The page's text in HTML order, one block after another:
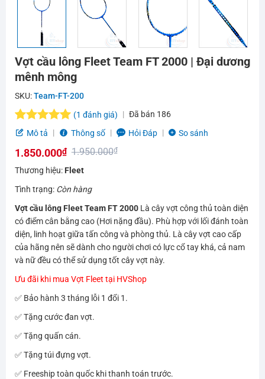
Vợt cầu lông Fleet Team FT 2000 | Đại dương
mênh mông
SKU:Team-FT-200
5.0trên 5
1
đánh giá
(1 đánh giá) Đã bán 186
Mô tả
Thông số Hỏi Đáp So sánh
1.950.000₫
Giá
1.950.000₫.
1.850.000₫
Giá
là:
1.850.000₫.
Thương hiệu: Fleet
Tình trạng: Còn hàng
Vợt cầu lông Fleet Team FT 2000Là cây vợt công thủ toàn diện
có điểm cân bằng cao (Hơi nặng đầu). Phù hợp với lối đánh toàn
diện, linh hoạt giữa tấn công và phòng thủ. Là cây vợt cao cấp
của hãng nên sẽ dành cho người chơi có lực cổ tay khá, cả nam
và nữ đều có thể sử dụng tốt cây vợt này.
Ưu đãi khi mua Vợt Fleet tại HVShop
✅ Bảo hành 3 tháng lỗi 1 đổi 1.
✅ Tặng cước đan vợt.
✅ Tặng quấn cán.
✅ Tặng túi đựng vợt.
✅ Freeship toàn quốc khi thanh toán trước.